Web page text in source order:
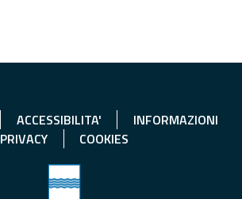
ACCESSIBILITA'
INFORMAZIONI
PRIVACY
COOKIES